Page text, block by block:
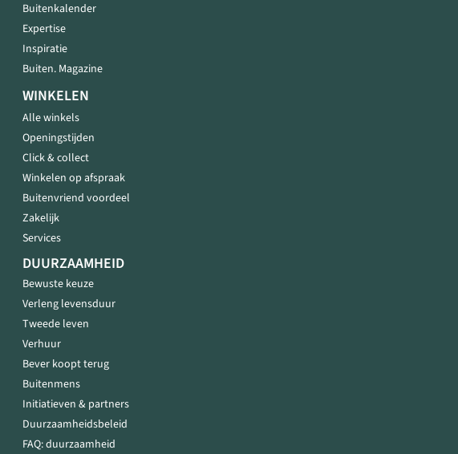
Buitenkalender
Expertise
Inspiratie
Buiten. Magazine
WINKELEN
Alle winkels
Openingstijden
Click & collect
Winkelen op afspraak
Buitenvriend voordeel
Zakelijk
Services
DUURZAAMHEID
Bewuste keuze
Verleng levensduur
Tweede leven
Verhuur
Bever koopt terug
Buitenmens
Initiatieven & partners
Duurzaamheidsbeleid
FAQ: duurzaamheid